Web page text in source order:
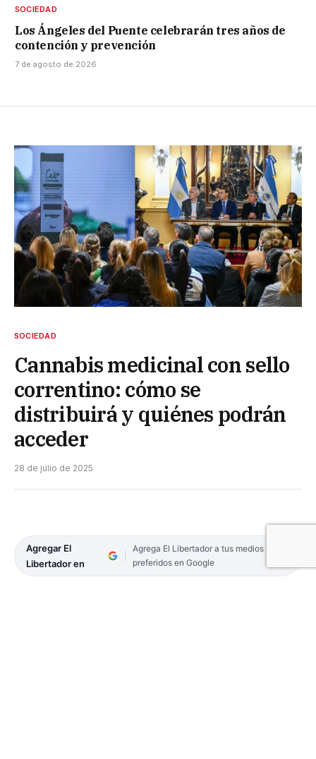
SOCIEDAD
Los Ángeles del Puente celebrarán tres años de
contención y prevención
7 de agosto de 2026
SOCIEDAD
Cannabis medicinal con sello
correntino: cómo se
distribuirá y quiénes podrán
acceder
28 de julio de 2025
Agregar El
Libertador en
Agrega El Libertador a tus medios
preferidos en Google